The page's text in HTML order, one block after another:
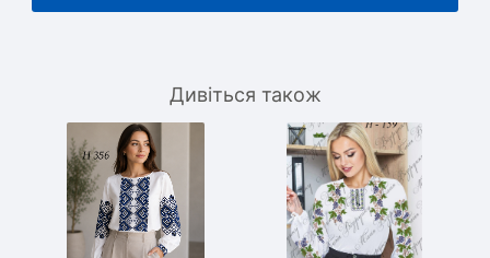
Дивіться також